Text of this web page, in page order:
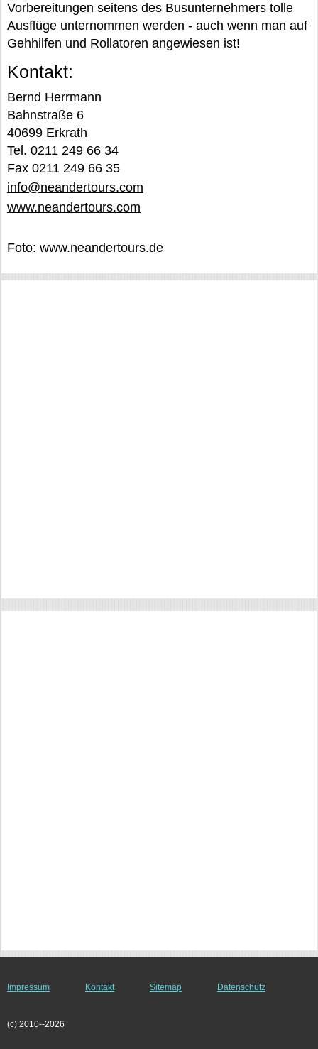
Vorbereitungen seitens des Busunternehmers tolle
Ausflüge unternommen werden - auch wenn man auf
Gehhilfen und Rollatoren angewiesen ist!
Kontakt:
Bernd Herrmann
Bahnstraße 6
40699 Erkrath
Tel. 0211 249 66 34
Fax 0211 249 66 35
info@neandertours.com
www.neandertours.com
Foto: www.neandertours.de
Impressum Kontakt Sitemap Datenschutz
(c) 2010--2026